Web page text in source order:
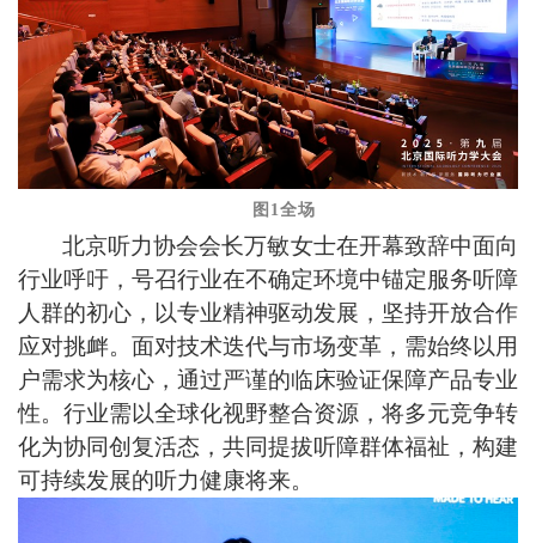
图1全场
北京听力协会会长万敏女士在开幕致辞中面向
行业呼吁，号召行业在不确定环境中锚定服务听障
人群的初心，以专业精神驱动发展，坚持开放合作
应对挑衅。面对技术迭代与市场变革，需始终以用
户需求为核心，通过严谨的临床验证保障产品专业
性。行业需以全球化视野整合资源，将多元竞争转
化为协同创复活态，共同提拔听障群体福祉，构建
可持续发展的听力健康将来。